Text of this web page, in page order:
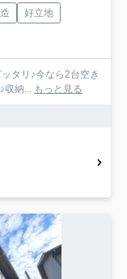
好立地
タリ♪今なら2台空き
収納... もっと見る